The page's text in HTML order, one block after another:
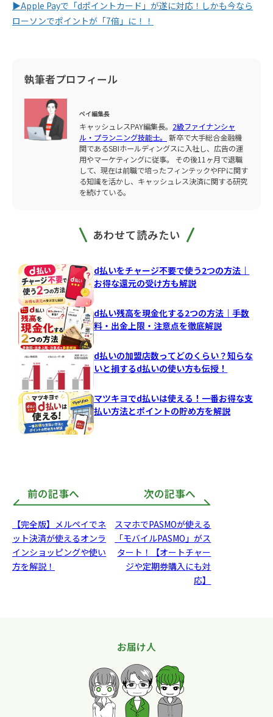
▶︎Apple Payで「dポイントカード」が遂に対応！しかも今なら
ローソンでポイントが「7倍」に！！
執筆者プロフィール
ペイ編集長
キャッシュレスPAY編集長。 2級ファイナンシャ
ル・プランニング技能士。
新卒で大手総合金融機
関であるSBIホールディングスに入社し、広告の運
用やマーケティングに従事。 その後11ヶ月で退職
して、現在は前職で培ったフィンテックやFPに関す
る知識を活かし、キャッシュレス決済に関する研究
を続けている。
あわせて読みたい
d払いをチャージ不要で使う2つの方法｜
お得な還元の受け方も解説
d払い残高を現金化する2つの方法｜手数
料・出金上限・注意点を徹底解説
d払いの加盟店数ってどのくらい？知らな
いと損するd払いの使い方も伝授！
マツキヨでd払いは使える！一番お得な支
払い方法とポイントの貯め方を解説
前の記事へ
【完全版】メルペイでネ
ット決済が使えるオンラ
インショッピングや使い
方を解説！
次の記事へ
スマホでPASMOが使える
「モバイルPASMO」がス
タート！【オートチャー
ジや定期券購入にも対
応】
お届け人